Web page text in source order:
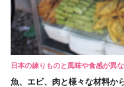
日本の練りものと風味や食感が異
魚、エビ、肉と様々な材料か